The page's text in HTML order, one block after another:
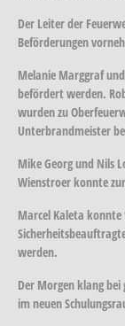
Der Leiter der
Beförderungen
Melanie Marggraf
befördert werden.
wurden zu
Unterbrandmeister
Mike Georg und Nils
Wienstroer konnte
Marcel Kaleta konnte
werden.
Der Morgen klang
im neuen